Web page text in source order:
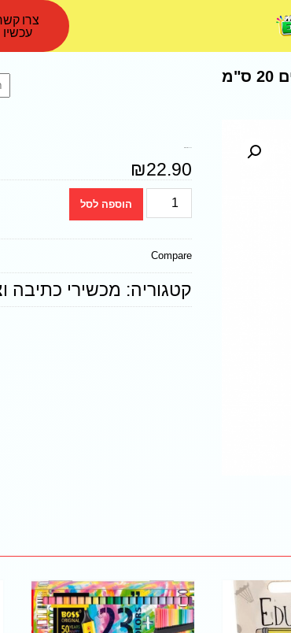
צרו
עכשיו
מספריים 20 ס"מ
₪22.90
הוספה לסל
Compare
קטגוריה: מכשירי כתיבה